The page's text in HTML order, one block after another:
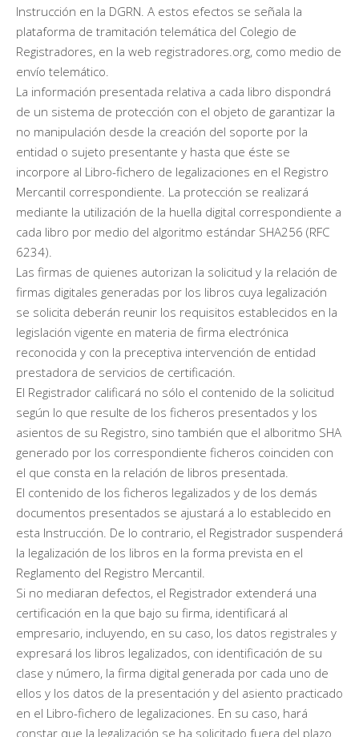
Instrucción en la DGRN. A estos efectos se señala la
plataforma de tramitación telemática del Colegio de
Registradores, en la web registradores.org, como medio de
envío telemático.
La información presentada relativa a cada libro dispondrá
de un sistema de protección con el objeto de garantizar la
no manipulación desde la creación del soporte por la
entidad o sujeto presentante y hasta que éste se
incorpore al Libro-fichero de legalizaciones en el Registro
Mercantil correspondiente. La protección se realizará
mediante la utilización de la huella digital correspondiente a
cada libro por medio del algoritmo estándar SHA256 (RFC
6234).
Las firmas de quienes autorizan la solicitud y la relación de
firmas digitales generadas por los libros cuya legalización
se solicita deberán reunir los requisitos establecidos en la
legislación vigente en materia de firma electrónica
reconocida y con la preceptiva intervención de entidad
prestadora de servicios de certificación.
El Registrador calificará no sólo el contenido de la solicitud
según lo que resulte de los ficheros presentados y los
asientos de su Registro, sino también que el alboritmo SHA
generado por los correspondiente ficheros coinciden con
el que consta en la relación de libros presentada.
El contenido de los ficheros legalizados y de los demás
documentos presentados se ajustará a lo establecido en
esta Instrucción. De lo contrario, el Registrador suspenderá
la legalización de los libros en la forma prevista en el
Reglamento del Registro Mercantil.
Si no mediaran defectos, el Registrador extenderá una
certificación en la que bajo su firma, identificará al
empresario, incluyendo, en su caso, los datos registrales y
expresará los libros legalizados, con identificación de su
clase y número, la firma digital generada por cada uno de
ellos y los datos de la presentación y del asiento practicado
en el Libro-fichero de legalizaciones. En su caso, hará
constar que la legalización se ha solicitado fuera del plazo